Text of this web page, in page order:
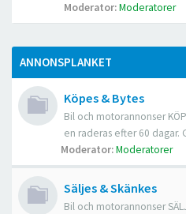
Moderator:Moderatorer
ANNONSPLANKET
Köpes & Bytes
Bil och motorannonser
en raderas efter 60 dagar.
Moderator:Moderatorer
Säljes & Skänkes
Bil och motorannonser